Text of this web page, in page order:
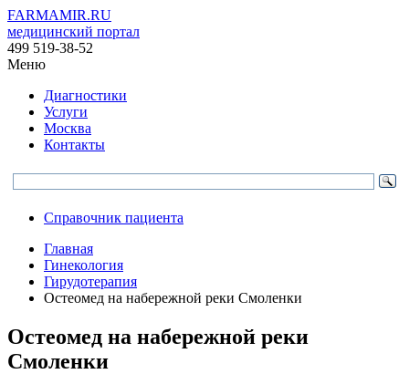
FARMAMIR.RU
медицинский портал
499 519-38-52
Меню
Диагностики
Услуги
Москва
Контакты
Справочник пациента
Главная
Гинекология
Гирудотерапия
Остеомед на набережной реки Смоленки
Остеомед на набережной реки
Смоленки